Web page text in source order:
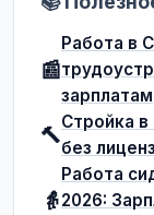
📰
Работа в
зарплатам
🔨
Стройка
без
👵
Работа
2026: